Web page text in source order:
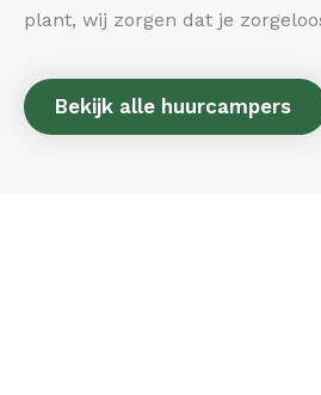
plant, wij zorgen dat je
Bekijk alle huurcampers